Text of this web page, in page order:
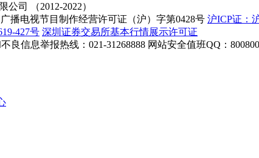
公司 （2012-2022）
广播电视节目制作经营许可证（沪）字第0428号 沪ICP证：
427号 深圳证券交易所基本行情展示许可证
良信息举报热线：021-31268888 网站安全值班QQ：